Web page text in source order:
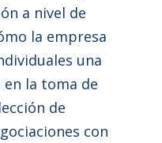
a nivel de
la empresa
una
la toma de
de
con